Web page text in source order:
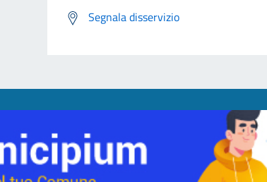
Segnala disservizio